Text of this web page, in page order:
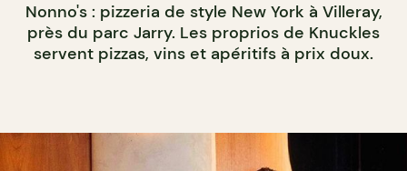
Nonno's : pizzeria de style New York à Villeray,
près du parc Jarry. Les proprios de Knuckles
servent pizzas, vins et apéritifs à prix doux.